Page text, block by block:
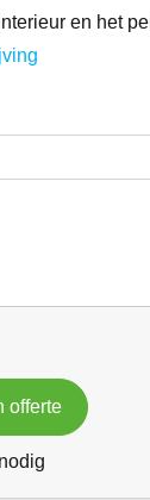
en het
offerte